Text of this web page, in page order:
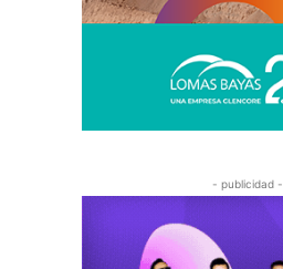
- publicidad -